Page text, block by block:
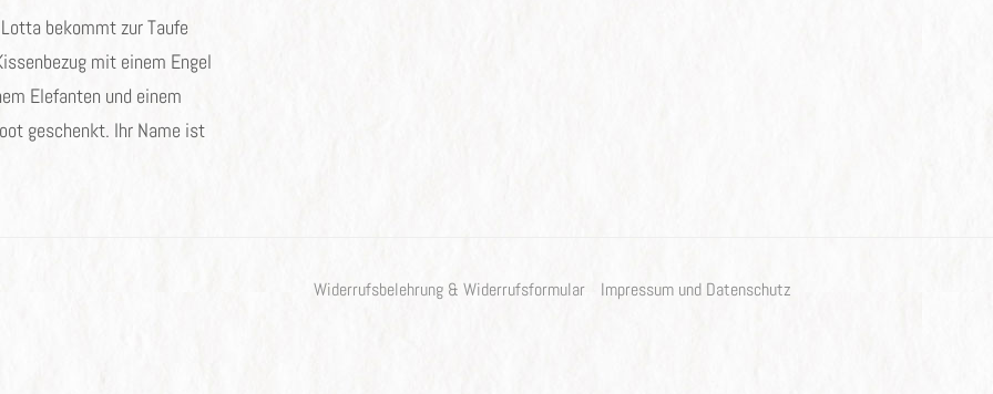
bekommt zur Taufe
mit einem Engel
Elefanten und einem
geschenkt. Ihr Name ist
Widerrufsbelehrung & Widerrufsformular Impressum und Datenschutz